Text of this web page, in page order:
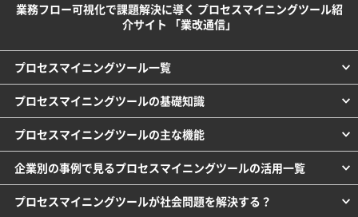
業務フロー可視化で課題解決に導く プロセスマイニングツール紹
介サイト 「業改通信」
プロセスマイニングツール一覧
プロセスマイニングツールの基礎知識
プロセスマイニングツールの主な機能
企業別の事例で見るプロセスマイニングツールの活用一覧
プロセスマイニングツールが社会問題を解決する？